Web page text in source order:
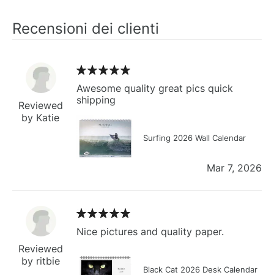
Recensioni dei clienti
Reviewed
by Katie
Awesome quality great pics quick
shipping
Surfing 2026 Wall Calendar
Mar 7, 2026
Reviewed
by ritbie
Nice pictures and quality paper.
Black Cat 2026 Desk Calendar